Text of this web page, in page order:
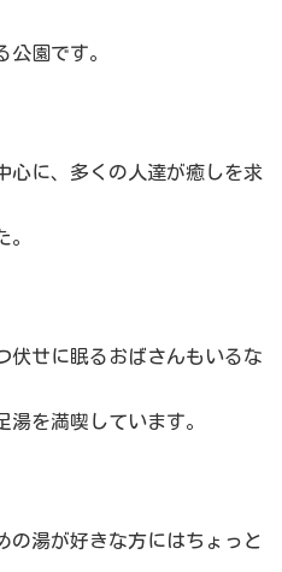
公園です。
心に、多くの人達が癒しを求
。
伏せに眠るおばさんもいるな
湯を満喫しています。
の湯が好きな方にはちょっと